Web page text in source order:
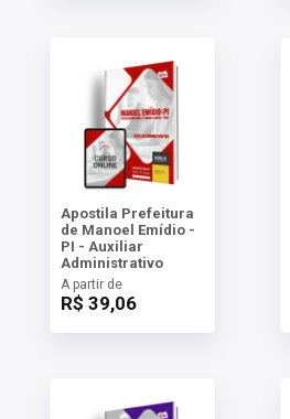
Apostila Prefeitura
de Manoel Emídio -
PI - Auxiliar
Administrativo
A partir de
R$ 39,06